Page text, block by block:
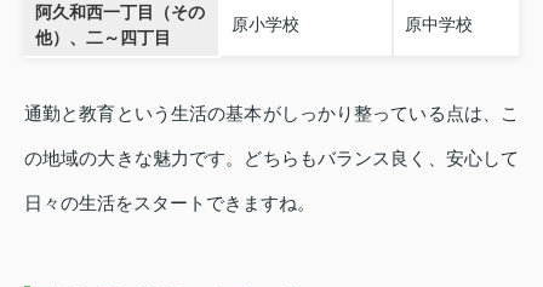
阿久和西一丁目（その
他）、二～四丁目
原小学校 原中学校
通勤と教育という生活の基本がしっかり整っている点は、こ
の地域の大きな魅力です。どちらもバランス良く、安心して
日々の生活をスタートできますね。